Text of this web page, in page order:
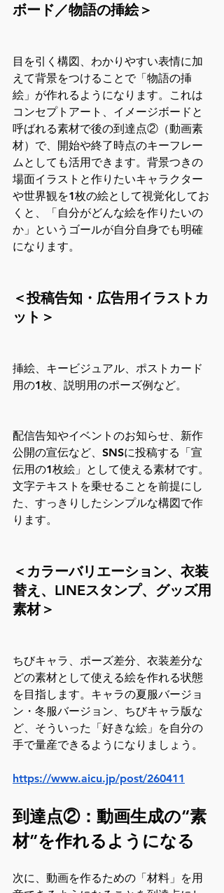
ボード／物語の挿絵＞
目を引く構図、わかりやすい表情に加
えて背景をつけることで「物語の挿
絵」が作れるようになります。これは
コンセプトアート、イメージボードと
呼ばれる素材で後の到達点②（動画素
材）で、開始や終了時点のキーフレー
ムとしても活用できます。背景つきの
場面イラストと作りたいキャラクター
や世界観を1枚の絵として視覚化してお
くと、「自分がどんな絵を作りたいの
か」というゴールが自分自身でも明確
になります。
＜投稿告知・広告用イラストカ
ット＞
挿絵、キービジュアル、ポストカード
用の1枚、説明用のポーズ例など。
配信告知やイベントのお知らせ、新作
公開の宣伝など、SNSに投稿する「宣
伝用の1枚絵」として使える素材です。
文字テキストを乗せることを前提にし
た、すっきりしたシンプルな構図で作
ります。
＜カラーバリエーション、衣装
替え、LINEスタンプ、グッズ用
素材＞
ちびキャラ、ポーズ差分、衣装差分な
どの素材として使える絵を作れる状態
を目指します。キャラの夏服バージョ
ン・冬服バージョン、ちびキャラ版な
ど、そういった「好きな絵」を自分の
手で量産できるようになりましょう。
https://www.aicu.jp/post/260411
到達点②：動画生成の“素
材”を作れるようになる
次に、動画を作るための「材料」を用